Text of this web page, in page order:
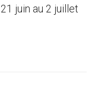
juin au 2 juillet